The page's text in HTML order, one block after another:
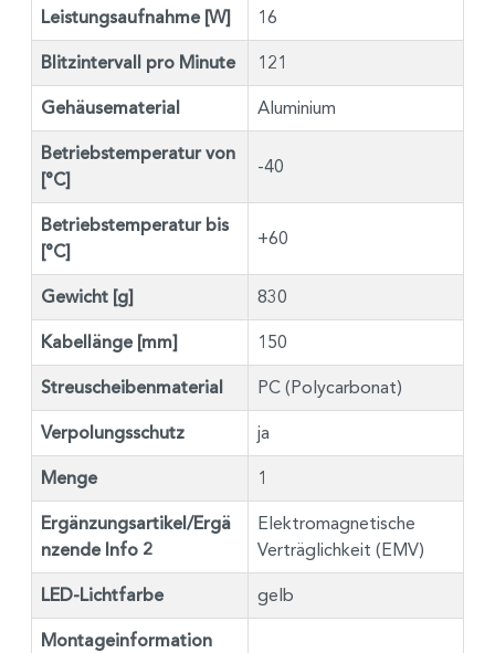
Leistungsaufnahme [W] 16
Blitzintervall pro Minute 121
Gehäusematerial Aluminium
Betriebstemperatur von
[°C]
-40
Betriebstemperatur bis
[°C]
+60
Gewicht [g] 830
Kabellänge [mm] 150
Streuscheibenmaterial PC (Polycarbonat)
Verpolungsschutz ja
Menge 1
Ergänzungsartikel/Ergä
nzende Info 2
Elektromagnetische
Verträglichkeit (EMV)
LED-Lichtfarbe gelb
Montageinformation